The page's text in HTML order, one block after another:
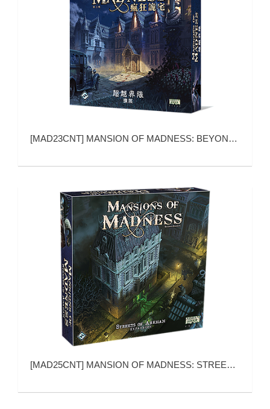
[MAD23CNT] MANSION OF MADNESS: BEYOND THE THRESHOLD (疯狂诡宅：超越界限)
[MAD25CNT] MANSION OF MADNESS: STREETS OF ARKHAM (疯狂诡宅：诡镇街道)